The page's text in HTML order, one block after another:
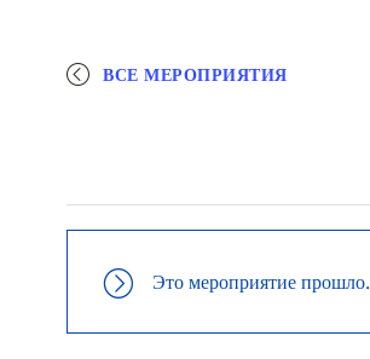
ВСЕ МЕРОПРИЯТИЯ
Это мероприятие прошло.